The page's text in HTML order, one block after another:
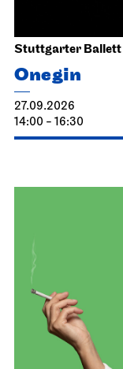
Stuttgarter Ballett
Onegin
27.09.2026
14:00 - 16:30